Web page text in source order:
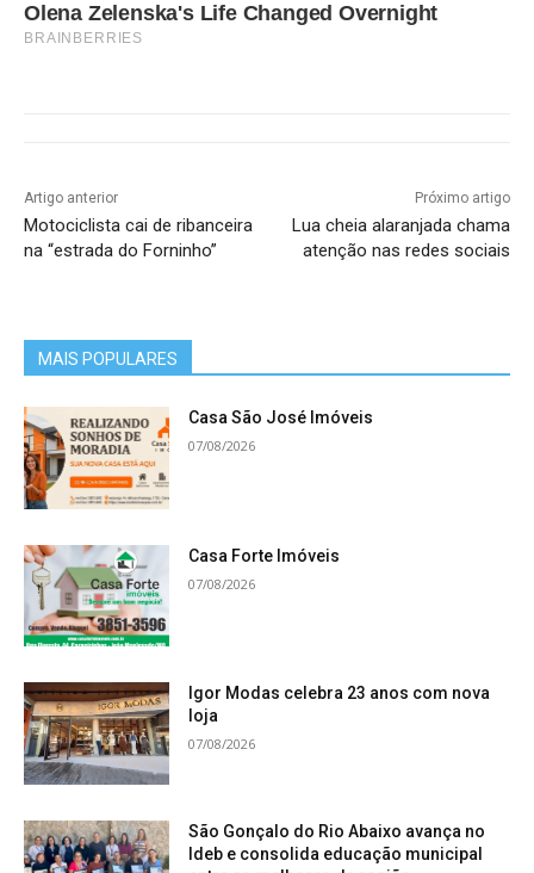
Olena Zelenska's Life Changed Overnight
BRAINBERRIES
Artigo anterior
Motociclista cai de ribanceira
na “estrada do Forninho”
Próximo artigo
Lua cheia alaranjada chama
atenção nas redes sociais
MAIS POPULARES
Casa São José Imóveis
07/08/2026
Casa Forte Imóveis
07/08/2026
Igor Modas celebra 23 anos com nova
loja
07/08/2026
São Gonçalo do Rio Abaixo avança no
Ideb e consolida educação municipal